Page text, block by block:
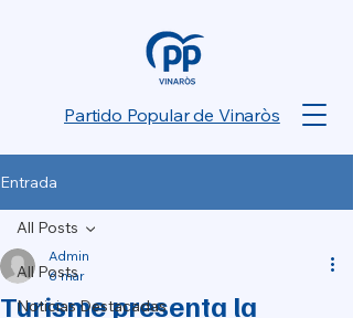
Partido Popular de Vinaròs
Entrada
All Posts
Noticias Destacadas
All Posts
Turisme presenta la
Admin
6 mar